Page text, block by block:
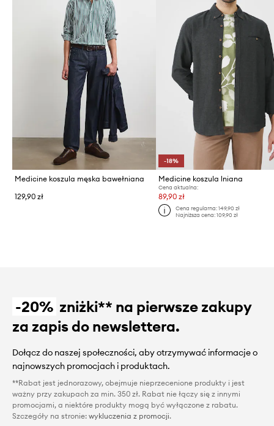
Medicine koszula męska bawełniana
129,90 zł
-18%
Medicine koszula lniana
Cena aktualna:
89,90 zł
Cena regularna: 149,90 zł
Najniższa cena: 109,90 zł
-20% zniżki** na pierwsze zakupy
za zapis do newslettera.
Dołącz do naszej społeczności, aby otrzymywać informacje o
najnowszych promocjach i produktach.
**Rabat jest jednorazowy, obejmuje nieprzecenione produkty i jest
ważny przy zakupach za min. 350 zł. Rabat nie łączy się z innymi
promocjami, a niektóre produkty mogą być wyłączone z rabatu.
Szczegóły na stronie: wykluczenia z promocji.